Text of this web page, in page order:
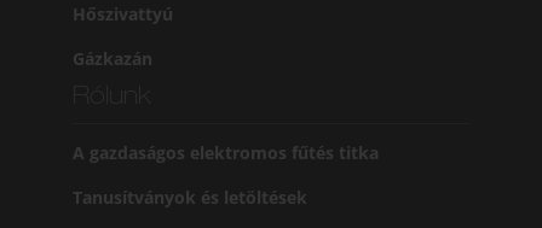
Hőszivattyú
Gázkazán
A gazdaságos elektromos fűtés titka
Tanusítványok és letöltések